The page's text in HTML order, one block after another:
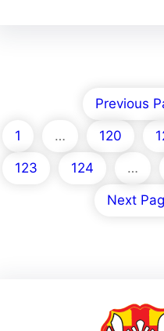
Previous
1 … 120
123 124 …
Next